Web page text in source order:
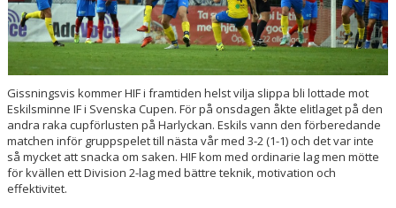
Gissningsvis kommer HIF i framtiden helst vilja slippa bli lottade mot
Eskilsminne IF i Svenska Cupen. För på onsdagen åkte elitlaget på den
andra raka cupförlusten på Harlyckan. Eskils vann den förberedande
matchen inför gruppspelet till nästa vår med 3-2 (1-1) och det var inte
så mycket att snacka om saken. HIF kom med ordinarie lag men mötte
för kvällen ett Division 2-lag med bättre teknik, motivation och
effektivitet.